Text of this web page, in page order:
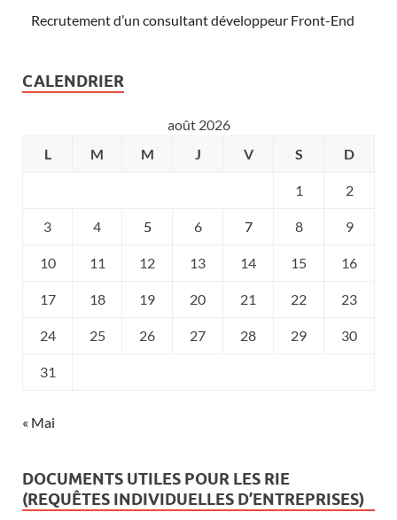
Recrutement d’un consultant développeur Front-End
CALENDRIER
août 2026
L
M M J V S D
1 2
3 4 5 6 7 8 9
10 11 12 13 14 15 16
17 18 19 20 21 22 23
24 25 26 27 28 29 30
31
« Mai
DOCUMENTS UTILES POUR LES RIE
(REQUÊTES INDIVIDUELLES D’ENTREPRISES)